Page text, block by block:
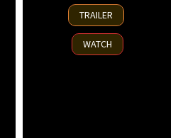
13
Nov
2025
TRAILER
WATCH